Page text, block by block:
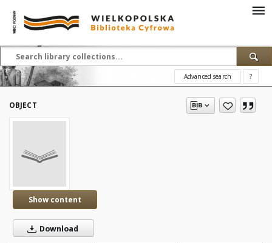
Advanced search ?
OBJECT
Show content
Download